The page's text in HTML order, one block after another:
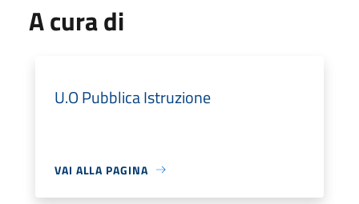
A cura di
U.O Pubblica Istruzione
VAI ALLA PAGINA